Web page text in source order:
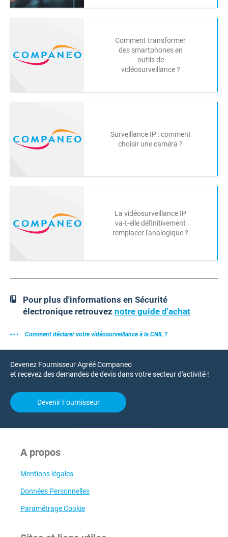
Comment transformer
des smartphones en
outils de
vidéosurveillance ?
Surveillance IP : comment
choisir une caméra ?
La vidéosurveillance IP
va-t-elle définitivement
remplacer l'analogique ?
Pour plus d'informations en Sécurité
électronique retrouvez notre guide d'achat
Comment déclarer votre vidéosurveillance à la CNIL ?
Devenez Fournisseur Agréé Companeo
et recevez des demandes de devis dans votre secteur d'activité !
Devenir Fournisseur
A propos
Mentions légales
Données Personnelles
Paramétrage Cookie